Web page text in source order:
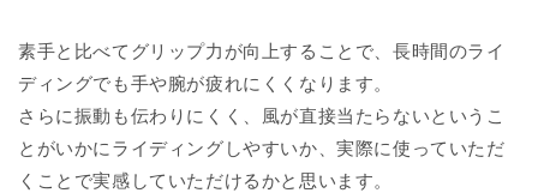
素手と比べてグリップ力が向上することで、長時間のライ
ディングでも手や腕が疲れにくくなります。
さらに振動も伝わりにくく、風が直接当たらないというこ
とがいかにライディングしやすいか、実際に使っていただ
くことで実感していただけるかと思います。